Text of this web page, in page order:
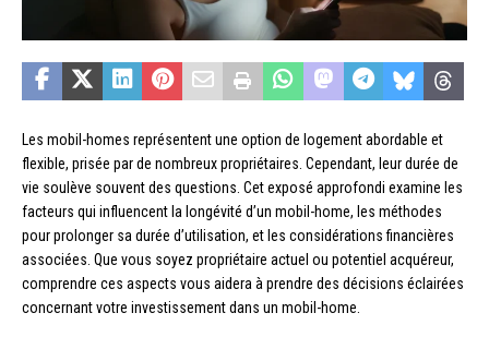
Les mobil-homes représentent une option de logement abordable et
flexible, prisée par de nombreux propriétaires. Cependant, leur durée de
vie soulève souvent des questions. Cet exposé approfondi examine les
facteurs qui influencent la longévité d’un mobil-home, les méthodes
pour prolonger sa durée d’utilisation, et les considérations financières
associées. Que vous soyez propriétaire actuel ou potentiel acquéreur,
comprendre ces aspects vous aidera à prendre des décisions éclairées
concernant votre investissement dans un mobil-home.